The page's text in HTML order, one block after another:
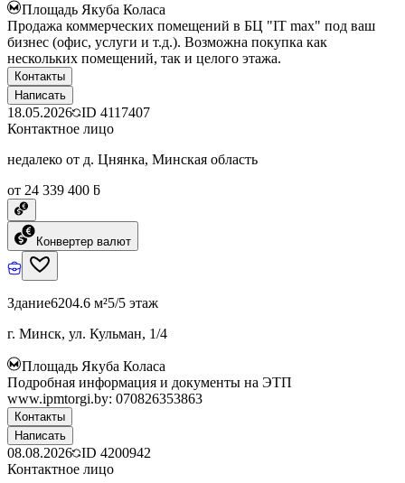
Площадь Якуба Коласа
Продажа коммерческих помещений в БЦ "IT max" под ваш
бизнес (офис, услуги и т.д.). Возможна покупка как
нескольких помещений, так и целого этажа.
Контакты
Написать
18.05.2026 ID 4117407
Контактное лицо
недалеко от д. Цнянка, Минская область
от 24 339 400 ƃ
Конвертер валют
Здание6204.6 м²5/5 этаж
г. Минск, ул. Кульман, 1/4
Площадь Якуба Коласа
Подробная информация и документы на ЭТП
www.ipmtorgi.by: 070826353863
Контакты
Написать
08.08.2026 ID 4200942
Контактное лицо